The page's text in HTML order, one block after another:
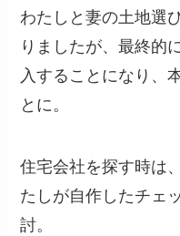
わたしと妻の土地選
りましたが、最終的
入することになり、
とに。
住宅会社を探す時は
たしが自作したチェ
討。